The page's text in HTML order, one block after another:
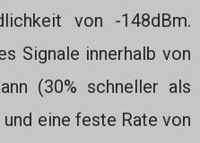
von -148dBm.
Signale innerhalb von
(30% schneller als
eine feste Rate von